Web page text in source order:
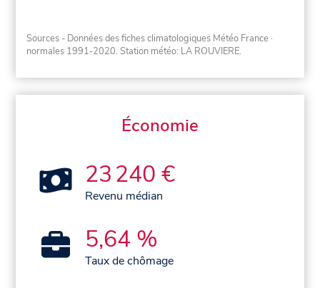
Sources - Données des fiches climatologiques Météo France ·
normales 1991-2020. Station météo: LA ROUVIERE.
Économie
23 240 €
Revenu médian
5,64 %
Taux de chômage